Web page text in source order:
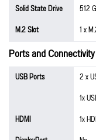
Solid State Drive
512
M.2 Slot
1 x
Ports and Connectivity
USB Ports
2 x
1x
HDMI
1x